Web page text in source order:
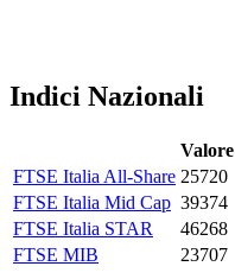
Indici Nazionali
Valore
FTSE Italia All-Share 25720
FTSE Italia Mid Cap 39374
FTSE Italia STAR
46268
FTSE MIB
23707